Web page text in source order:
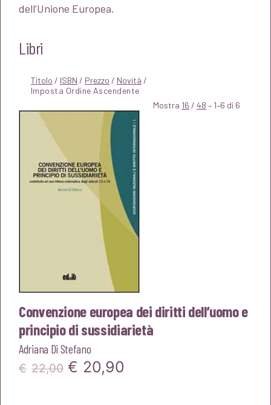
dell’Unione Europea.
Libri
Titolo / ISBN / Prezzo / Novità /
Mostra 16 / 48 – 1–6 di 6
Convenzione europea dei diritti dell’uomo e
principio di sussidiarietà
Adriana Di Stefano
€ 22,00 Il
€ 20,90